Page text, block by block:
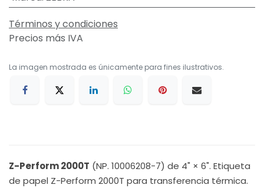
Términos y condiciones
Precios más IVA
La imagen mostrada es únicamente para fines ilustrativos.
Z-Perform 2000T (NP. 10006208-7) de 4" × 6". Etiqueta
de papel Z-Perform 2000T para transferencia térmica.